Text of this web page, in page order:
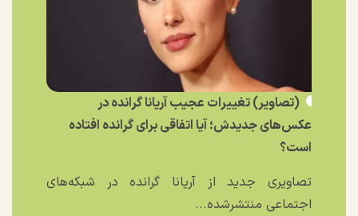
(تصاویر) تغییرات عجیب آریانا گرانده در
عکس‌های جدیدش؛ آیا اتفاقی برای گرانده افتاده
است؟
تصاویری جدید از آریانا گرانده در شبکه‌های
اجتماعی منتشرشده...